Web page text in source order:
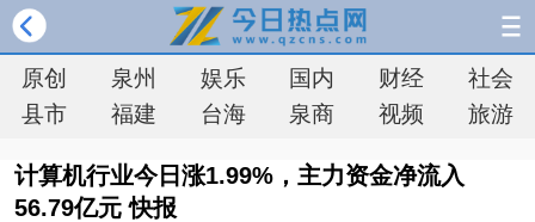
原创 泉州 娱乐 国内 财经
社会
县市
福建 台海 泉商 视频 旅游
计算机行业今日涨1.99%，主力资金净流入
56.79亿元 快报